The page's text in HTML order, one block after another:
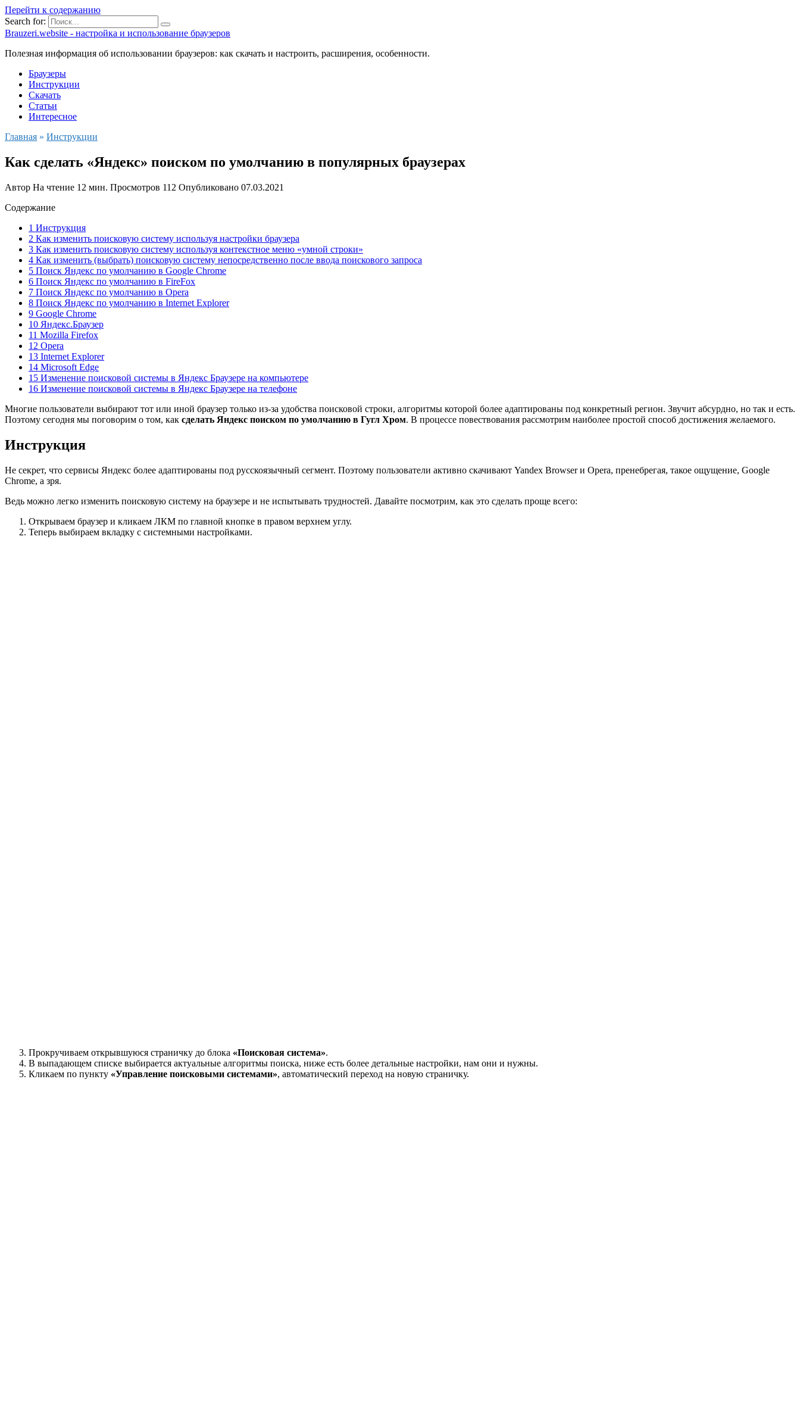
Перейти к содержанию
Search for:
Brauzeri.website - настройка и использование браузеров
Полезная информация об использовании браузеров: как скачать и настроить, расширения, особенности.
Браузеры
Инструкции
Скачать
Статьи
Интересное
Главная » Инструкции
Как сделать «Яндекс» поиском по умолчанию в популярных браузерах
Автор На чтение 12 мин. Просмотров 112 Опубликовано 07.03.2021
Содержание
1 Инструкция
2 Как изменить поисковую систему используя настройки браузера
3 Как изменить поисковую систему используя контекстное меню «умной строки»
4 Как изменить (выбрать) поисковую систему непосредственно после ввода поискового запроса
5 Поиск Яндекс по умолчанию в Google Chrome
6 Поиск Яндекс по умолчанию в FireFox
7 Поиск Яндекс по умолчанию в Opera
8 Поиск Яндекс по умолчанию в Internet Explorer
9 Google Chrome
10 Яндекс.Браузер
11 Mozilla Firefox
12 Opera
13 Internet Explorer
14 Microsoft Edge
15 Изменение поисковой системы в Яндекс Браузере на компьютере
16 Изменение поисковой системы в Яндекс Браузере на телефоне
Многие пользователи выбирают тот или иной браузер только из-за удобства поисковой строки, алгоритмы которой более адаптированы под конкретный регион. Звучит абсурдно, но так и есть.
Поэтому сегодня мы поговорим о том, как сделать Яндекс поиском по умолчанию в Гугл Хром. В процессе повествования рассмотрим наиболее простой способ достижения желаемого.
Инструкция
Не секрет, что сервисы Яндекс более адаптированы под русскоязычный сегмент. Поэтому пользователи активно скачивают Yandex Browser и Opera, пренебрегая, такое ощущение, Google
Chrome, а зря.
Ведь можно легко изменить поисковую систему на браузере и не испытывать трудностей. Давайте посмотрим, как это сделать проще всего:
Открываем браузер и кликаем ЛКМ по главной кнопке в правом верхнем углу.
Теперь выбираем вкладку с системными настройками.
Прокручиваем открывшуюся страничку до блока «Поисковая система».
В выпадающем списке выбирается актуальные алгоритмы поиска, ниже есть более детальные настройки, нам они и нужны.
Кликаем по пункту «Управление поисковыми системами», автоматический переход на новую страничку.